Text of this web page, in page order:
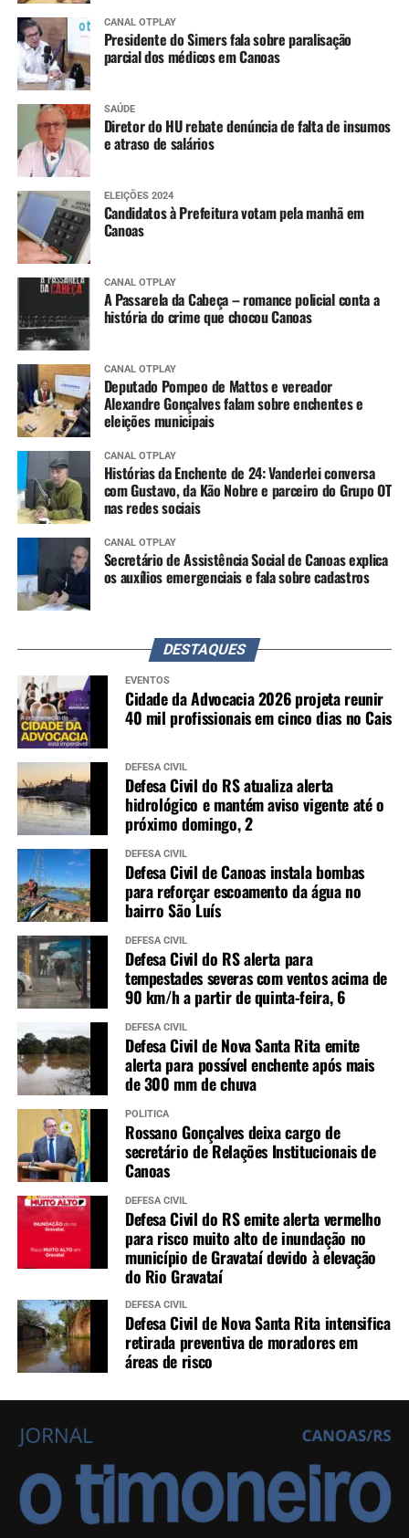
CANAL OTPLAY
Presidente do Simers fala sobre paralisação
parcial dos médicos em Canoas
SAÚDE
Diretor do HU rebate denúncia de falta de insumos
e atraso de salários
ELEIÇÕES 2024
Candidatos à Prefeitura votam pela manhã em
Canoas
CANAL OTPLAY
A Passarela da Cabeça – romance policial conta a
história do crime que chocou Canoas
CANAL OTPLAY
Deputado Pompeo de Mattos e vereador
Alexandre Gonçalves falam sobre enchentes e
eleições municipais
CANAL OTPLAY
Histórias da Enchente de 24: Vanderlei conversa
com Gustavo, da Kão Nobre e parceiro do Grupo OT
nas redes sociais
CANAL OTPLAY
Secretário de Assistência Social de Canoas explica
os auxílios emergenciais e fala sobre cadastros
DESTAQUES
EVENTOS
Cidade da Advocacia 2026 projeta reunir
40 mil profissionais em cinco dias no Cais
DEFESA CIVIL
Defesa Civil do RS atualiza alerta
hidrológico e mantém aviso vigente até o
próximo domingo, 2
DEFESA CIVIL
Defesa Civil de Canoas instala bombas
para reforçar escoamento da água no
bairro São Luís
DEFESA CIVIL
Defesa Civil do RS alerta para
tempestades severas com ventos acima de
90 km/h a partir de quinta-feira, 6
DEFESA CIVIL
Defesa Civil de Nova Santa Rita emite
alerta para possível enchente após mais
de 300 mm de chuva
POLÍTICA
Rossano Gonçalves deixa cargo de
secretário de Relações Institucionais de
Canoas
DEFESA CIVIL
Defesa Civil do RS emite alerta vermelho
para risco muito alto de inundação no
município de Gravataí devido à elevação
do Rio Gravataí
DEFESA CIVIL
Defesa Civil de Nova Santa Rita intensifica
retirada preventiva de moradores em
áreas de risco